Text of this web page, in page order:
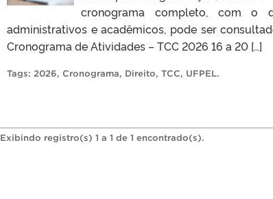
cronograma completo, com o
administrativos e acadêmicos, pode ser
Cronograma de Atividades – TCC 2026 16 a 20 […]
Tags: 2026, Cronograma, Direito, TCC, UFPEL.
Exibindo registro(s) 1 a 1 de 1 encontrado(s).